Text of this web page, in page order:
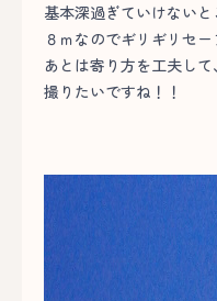
基本深過ぎていけない
８ｍなのでギリギリセ
あとは寄り方を工夫し
撮りたいですね！！